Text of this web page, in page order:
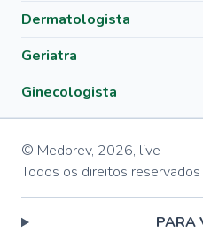
Dermatologista
Geriatra
Ginecologista
© Medprev, 2026, live
Todos os direitos reservados
PARA